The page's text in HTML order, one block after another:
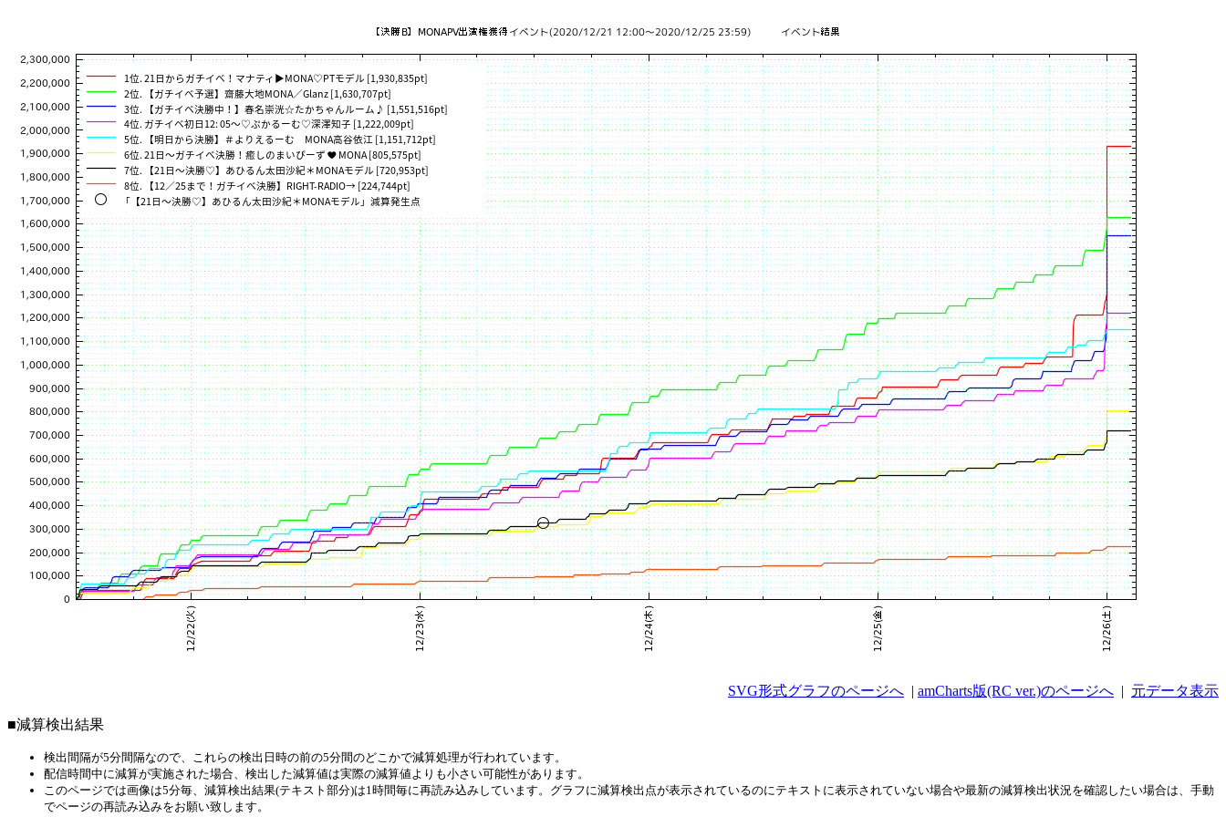
SVG形式グラフのページへ | amCharts版(RC ver.)のページへ | 元データ表示
■減算検出結果
検出間隔が5分間隔なので、これらの検出日時の前の5分間のどこかで減算処理が行われています。
配信時間中に減算が実施された場合、検出した減算値は実際の減算値よりも小さい可能性があります。
このページでは画像は5分毎、減算検出結果(テキスト部分)は1時間毎に再読み込みしています。グラフに減算検出点が表示されているのにテキストに表示されていない場合や最新の減算検出状況を確認したい場合は、手動
でページの再読み込みをお願い致します。